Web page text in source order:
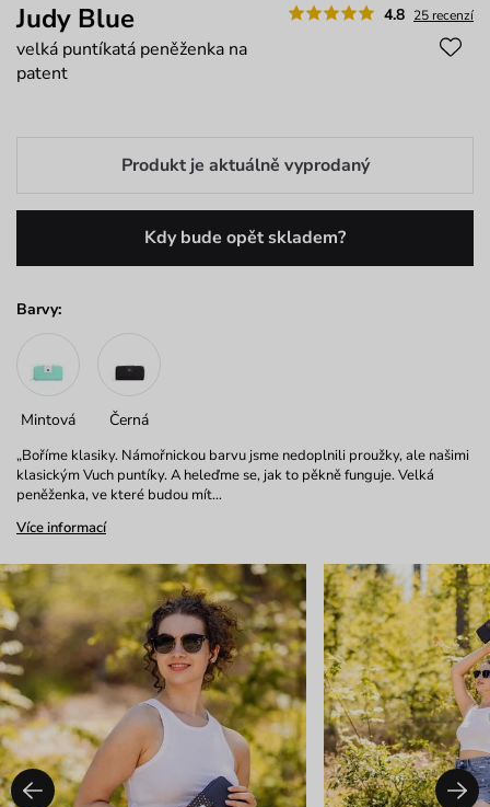
4.8 25 recenzí
Judy Blue
velká puntíkatá peněženka na
patent
Produkt je aktuálně vyprodaný
Kdy bude opět skladem?
Barvy:
Mintová Černá
„Boříme klasiky. Námořnickou barvu jsme nedoplnili proužky, ale našimi
klasickým Vuch puntíky. A heleďme se, jak to pěkně funguje. Velká
peněženka, ve které budou mít…
Více informací